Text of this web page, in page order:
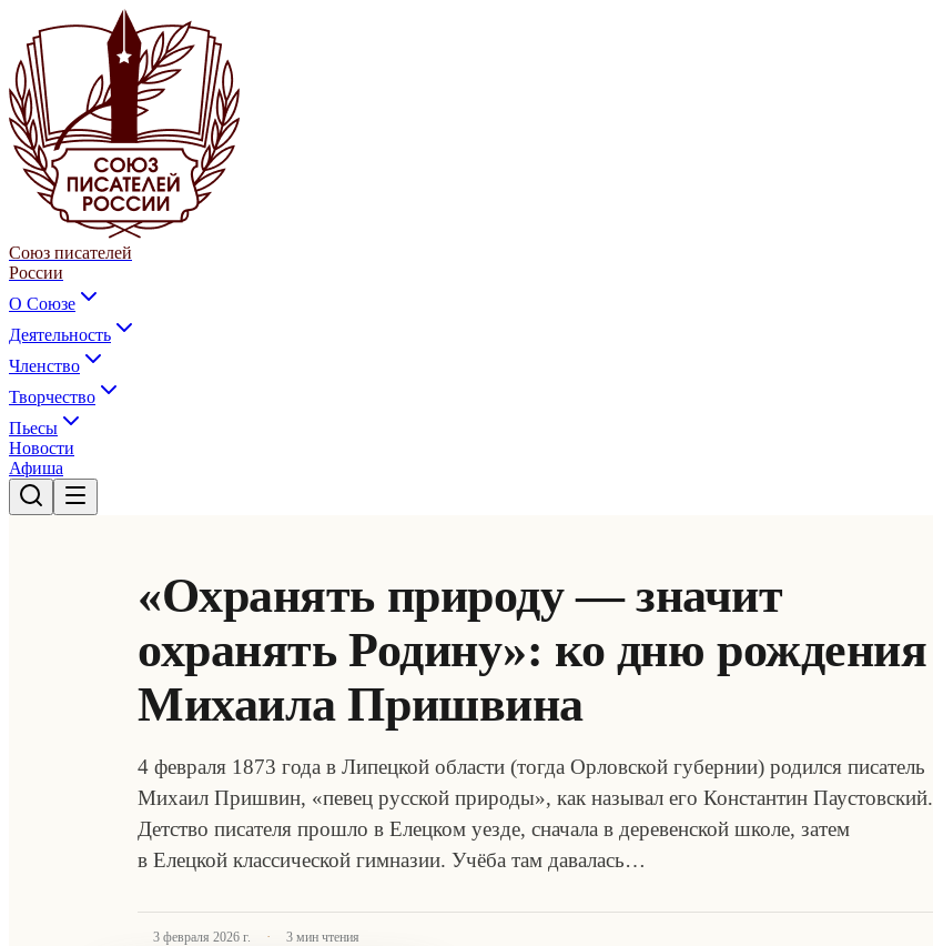
Союз писателей
России
О Союзе
Деятельность
Членство
Творчество
Пьесы
Новости
Афиша
«Охранять природу — значит
охранять Родину»: ко дню рождения
Михаила Пришвина
4 февраля 1873 года в Липецкой области (тогда Орловской губернии) родился писатель
Михаил Пришвин, «певец русской природы», как называл его Константин Паустовский.
Детство писателя прошло в Елецком уезде, сначала в деревенской школе, затем
в Елецкой классической гимназии. Учёба там давалась…
3 февраля 2026 г. · 3 мин чтения